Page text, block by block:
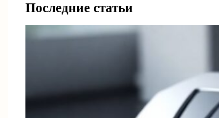
Последние статьи